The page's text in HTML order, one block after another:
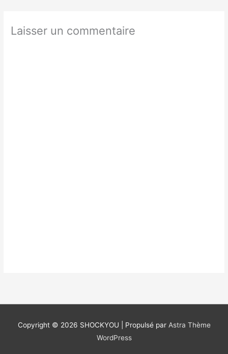
Laisser un commentaire
Copyright © 2026 SHOCKYOU | Propulsé par Astra Thème
WordPress